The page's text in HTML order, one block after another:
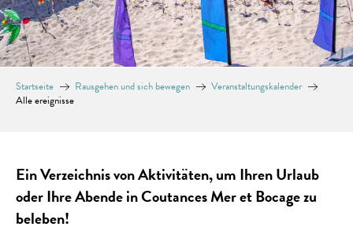
Startseite Rausgehen und sich bewegen
Veranstaltungskalender
Alle ereignisse
Ein Verzeichnis von Aktivitäten, um Ihren Urlaub
oder Ihre Abende in Coutances Mer et Bocage zu
beleben!